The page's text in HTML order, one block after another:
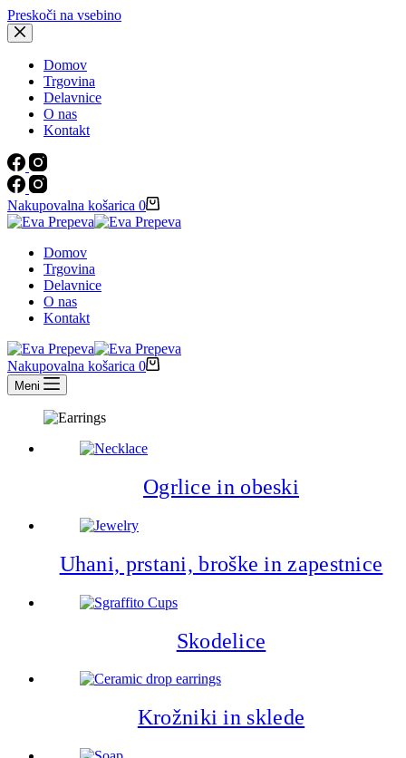
Preskoči na vsebino
Domov
Trgovina
Delavnice
O nas
Kontakt
Nakupovalna košarica 0
Domov
Trgovina
Delavnice
O nas
Kontakt
Nakupovalna košarica 0
Meni
Ogrlice in obeski
Uhani, prstani, broške in zapestnice
Skodelice
Krožniki in sklede